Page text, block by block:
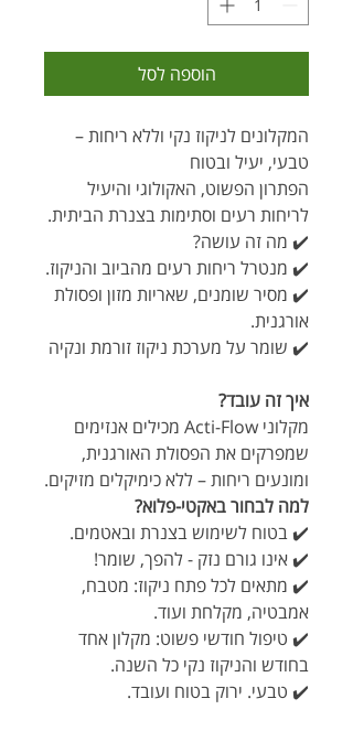
הוספה לסל
המקלונים לניקוז נקי וללא ריחות –
טבעי, יעיל ובטוח
הפתרון הפשוט, האקולוגי והיעיל
לריחות רעים וסתימות בצנרת הביתית.
✔️ מה זה עושה?
✔️ מנטרל ריחות רעים מהביוב והניקוז.
✔️ מסיר שומנים, שאריות מזון ופסולת
אורגנית.
✔️ שומר על מערכת ניקוז זורמת ונקיה
איך זה עובד?
מקלוני
מכילים אנזימים
שמפרקים את הפסולת האורגנית,
ומונעים ריחות–ללא כימיקלים מזיקים.
למה לבחור באקטי-פלוא?
✔️ בטוח לשימוש בצנרת ובאטמים.
✔️ אינו גורם נזק - להפך, שומר!
✔️ מתאים לכל פתח ניקוז: מטבח,
אמבטיה, מקלחת ועוד.
✔️ טיפול חודשי פשוט: מקלון אחד
בחודש והניקוז נקי כל השנה.
✔️ טבעי. ירוק בטוח ועובד.